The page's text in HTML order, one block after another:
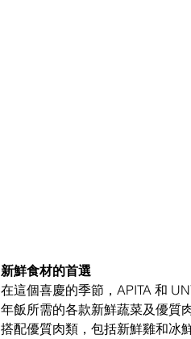
新鮮食材的首選
在這個喜慶的季節，APITA 和
年飯所需的各款新鮮蔬菜及優質
搭配優質肉類，包括新鮮雞和冰